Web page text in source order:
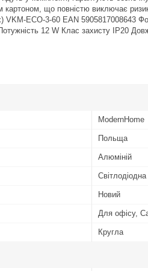
що повністю виключає
VKM-ECO-3-60 EAN 5905817008643
12 W Клас захисту IP20
ModernHome
Польща
Алюміній
Світлодіодна
Новий
Для офісу,
Кругла